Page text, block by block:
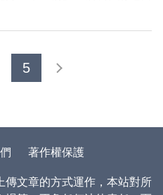
5
著作權保護
傳文章的方式運作，本站對所